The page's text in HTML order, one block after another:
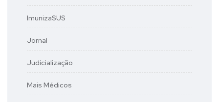
ImunizaSUS
Jornal
Judicialização
Mais Médicos